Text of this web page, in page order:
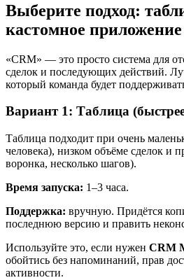
Выберите подход:
кастомное приложение
«CRM» — это просто система для
сделок и последующих действий.
который команда будет
Вариант 1: Таблица (быстрее
Таблица подходит при очень
человека), низком объёме сделок и
воронка, несколько шагов).
Время запуска: 1–3 часа.
Поддержка: вручную. Придётся
последнюю версию и править
Используйте это, если нужен CRM
обойтись без напоминаний, прав
активности.